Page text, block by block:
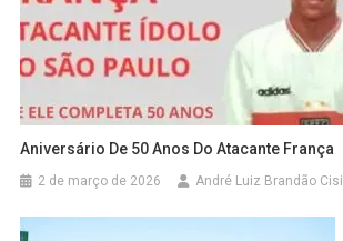
Aniversário De 50 Anos Do Atacante França
2 de março de 2026 André Luiz Brandão Cisi